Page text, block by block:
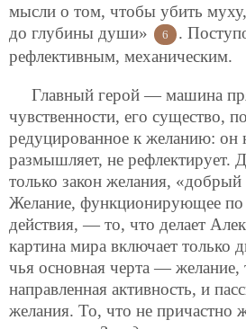
мысли о том, чтобы убить
до глубины души»
6
.
рефлективным, механическим.
Главный герой — машина
чувственности, его существо,
редуцированное к желанию: он
размышляет, не рефлектирует.
только закон желания,
Желание, функционирующее по
действия, — то, что делает
картина мира включает только
чья основная черта — желание,
направленная активность, и
желания. То, что не причастно